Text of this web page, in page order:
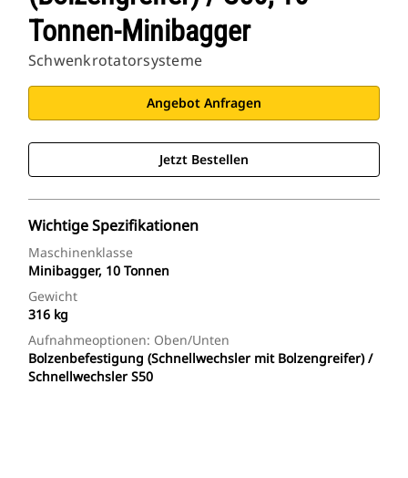
Tonnen-Minibagger
Schwenkrotatorsysteme
Angebot Anfragen
Jetzt Bestellen
Wichtige Spezifikationen
Maschinenklasse
Minibagger, 10 Tonnen
Gewicht
316 kg
Aufnahmeoptionen: Oben/unten
Bolzenbefestigung (Schnellwechsler mit Bolzengreifer) /
Schnellwechsler S50